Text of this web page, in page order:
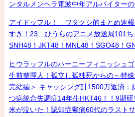
ンタルメンヘラ電波中年アルバイター
アイドッフル！ ワタクシ的まとめ速
すき！23 ひうらのアニメ放送局101
SNH48！JKT48！MNL48！SGO48！
ヒウラッフルのハーニーフィニッシュ
生前整理人！孤立し孤独死からの～特
完結編＞ キャッシング計1500万返済：
つ病統合失調症14年生HKT46！！9期
米が泣いた！認知症鬱病60代のラスト